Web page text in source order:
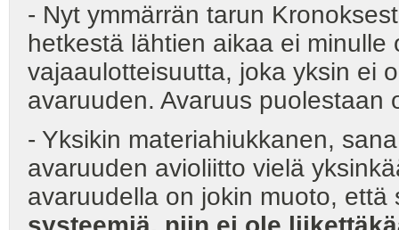
- Nyt ymmärrän tarun
hetkestä lähtien aikaa ei minulle
vajaaulotteisuutta, joka yksin ei
avaruuden. Avaruus
- Yksikin materiahiukkanen,
avaruuden avioliitto vielä
avaruudella on jokin muoto, että